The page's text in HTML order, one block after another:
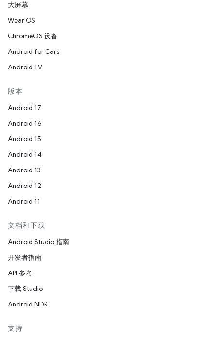
大屏幕
Wear OS
ChromeOS 设备
Android for Cars
Android TV
版本
Android 17
Android 16
Android 15
Android 14
Android 13
Android 12
Android 11
文档和下载
Android Studio 指南
开发者指南
API 参考
下载 Studio
Android NDK
支持